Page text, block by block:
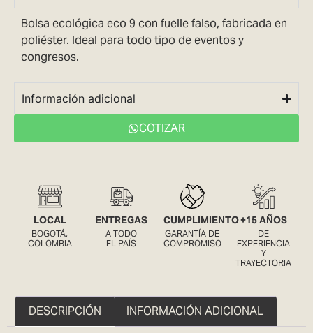
Bolsa ecológica eco 9 con fuelle falso, fabricada en
poliéster. Ideal para todo tipo de eventos y
congresos.
Información adicional
COTIZAR
LOCAL
BOGOTÁ,
COLOMBIA
ENTREGAS
A TODO
EL PAÍS
CUMPLIMIENTO
GARANTÍA DE
COMPROMISO
+15 AÑOS
DE
EXPERIENCIA
Y
TRAYECTORIA
DESCRIPCIÓN INFORMACIÓN ADICIONAL